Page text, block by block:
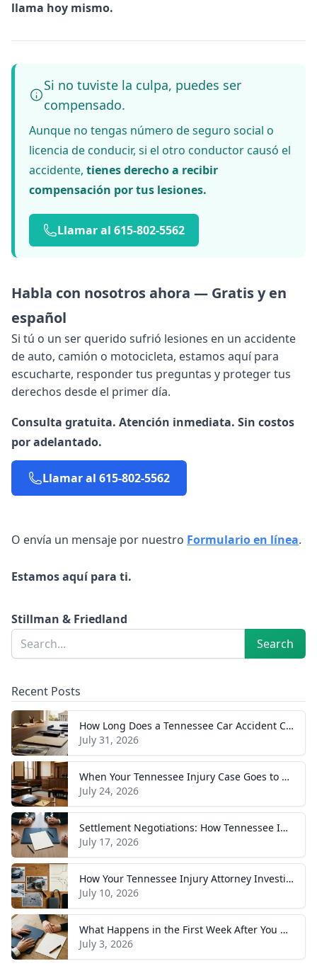
llama hoy mismo.
Si no tuviste la culpa, puedes ser
compensado.
Aunque no tengas número de seguro social o
licencia de conducir, si el otro conductor causó el
accidente, tienes derecho a recibir
compensación por tus lesiones.
Llamar al 615-802-5562
Habla con nosotros ahora — Gratis y en
español
Si tú o un ser querido sufrió lesiones en un accidente
de auto, camión o motocicleta, estamos aquí para
escucharte, responder tus preguntas y proteger tus
derechos desde el primer día.
Consulta gratuita. Atención inmediata. Sin costos
por adelantado.
Llamar al 615-802-5562
O envía un mensaje por nuestro Formulario en línea.
Estamos aquí para ti.
Stillman & Friedland
Sidebar
Search Search
Recent Posts
How Long Does a Tennessee Car Accident Case Take? A Realistic Timeline
July 31, 2026
When Your Tennessee Injury Case Goes to Trial: What to Expect
July 24, 2026
Settlement Negotiations: How Tennessee Injury Claims Actually Resolve
July 17, 2026
How Your Tennessee Injury Attorney Investigates and Builds Your Case
July 10, 2026
What Happens in the First Week After You Hire a Tennessee Injury Attorney
July 3, 2026